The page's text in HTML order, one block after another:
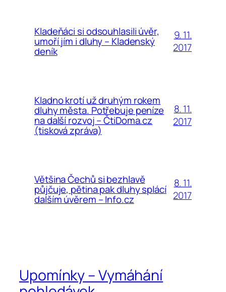
Kladeňáci si odsouhlasili úvěr,
umoří jím i dluhy – Kladenský
deník
9. 11.
2017
Kladno krotí už druhým rokem
dluhy města. Potřebuje peníze
na další rozvoj – ČtiDoma.cz
(tisková zpráva)
8. 11.
2017
Většina Čechů si bezhlavě
půjčuje, pětina pak dluhy splácí
dalším úvěrem – Info.cz
8. 11.
2017
Upomínky – Vymáhání